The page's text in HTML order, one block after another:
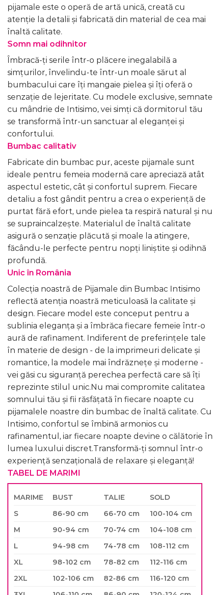
pijamale este o operă de artă unică, creată cu
atenție la detalii și fabricată din material de cea mai
înaltă calitate.
Somn mai odihnitor
Îmbracă-ți serile într-o plăcere inegalabilă a
simțurilor, învelindu-te într-un moale sărut al
bumbacului care îți mangaie pielea și îți oferă o
senzație de lejeritate. Cu modele exclusive, semnate
cu mândrie de Intisimo, vei simți că dormitorul tău
se transformă într-un sanctuar al eleganței și
confortului.
Bumbac calitativ
Fabricate din bumbac pur, aceste pijamale sunt
ideale pentru femeia modernă care apreciază atât
aspectul estetic, cât și confortul suprem. Fiecare
detaliu a fost gândit pentru a crea o experiență de
purtat fără efort, unde pielea ta respiră natural și nu
se supraincalzește. Materialul de înaltă calitate
asigură o senzație plăcută și moale la atingere,
făcându-le perfecte pentru nopți liniștite și odihnă
profundă.
Unic în România
Colecția noastră de Pijamale din Bumbac Intisimo
reflectă atenția noastră meticuloasă la calitate și
design. Fiecare model este conceput pentru a
sublinia eleganța și a îmbrăca fiecare femeie într-o
aură de rafinament. Indiferent de preferințele tale
în materie de design - de la imprimeuri delicate și
romantice, la modele mai îndrăznețe și moderne -
vei găsi cu siguranță perechea perfectă care să îți
reprezinte stilul unic.Nu mai compromite calitatea
somnului tău și fii răsfățată în fiecare noapte cu
pijamalele noastre din bumbac de înaltă calitate. Cu
Intisimo, confortul se îmbină armonios cu
rafinamentul, iar fiecare noapte devine o călătorie în
lumea luxului discret.Transformă-ți somnul într-o
experiență senzațională de relaxare și eleganță!
TABEL DE MARIMI
MARIME BUST TALIE
SOLD
S
86-90 cm 66-70 cm
100-104 cm
M
90-94 cm 70-74 cm
104-108 cm
L
94-98 cm 74-78 cm
108-112 cm
XL
98-102 cm 78-82 cm
112-116 cm
2XL
102-106 cm 82-86 cm
116-120 cm